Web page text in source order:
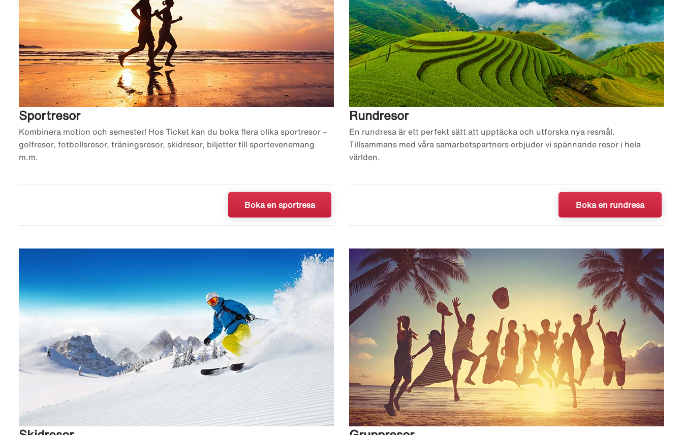
Sportresor
Kombinera motion och semester! Hos Ticket kan du boka flera olika sportresor –
golfresor, fotbollsresor, träningsresor, skidresor, biljetter till sportevenemang
m.m.
Boka en sportresa
Rundresor
En rundresa är ett perfekt sätt att upptäcka och utforska nya resmål.
Tillsammans med våra samarbetspartners erbjuder vi spännande resor i hela
världen.
Boka en rundresa